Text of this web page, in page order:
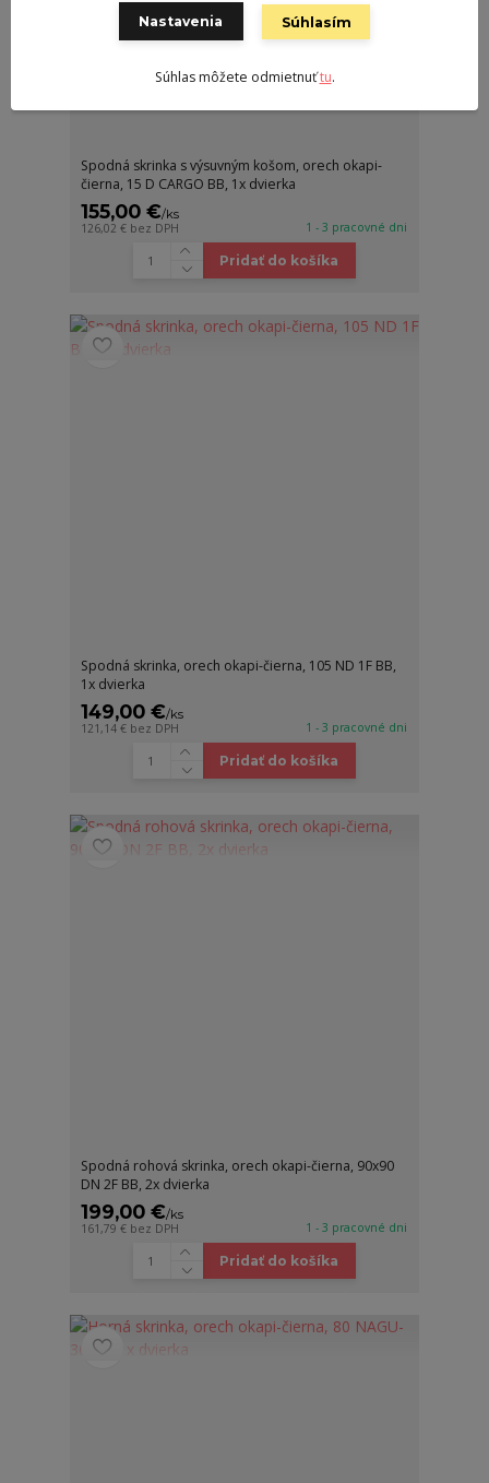
Spodná skrinka s výsuvným košom, orech okapi-
čierna, 15 D CARGO BB, 1x dvierka
155,00 €/ks
126,02 € bez DPH 1 - 3 pracovné dni
Pridať do košíka
Spodná skrinka, orech okapi-čierna, 105 ND 1F BB,
1x dvierka
149,00 €/ks
121,14 € bez DPH 1 - 3 pracovné dni
Pridať do košíka
Spodná rohová skrinka, orech okapi-čierna, 90x90
DN 2F BB, 2x dvierka
199,00 €/ks
161,79 € bez DPH 1 - 3 pracovné dni
Pridať do košíka
Nastavenia Súhlasím
Súhlas môžete odmietnuťtu.